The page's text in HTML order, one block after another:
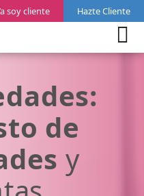
soy cliente Hazte Cliente
de
y